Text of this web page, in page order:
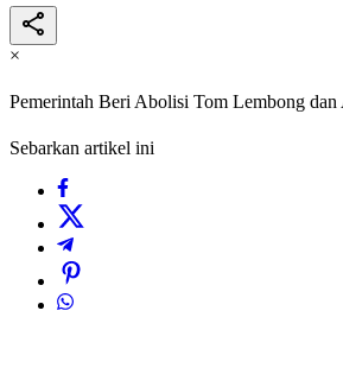
×
Pemerintah Beri Abolisi Tom Lembong
Sebarkan artikel ini